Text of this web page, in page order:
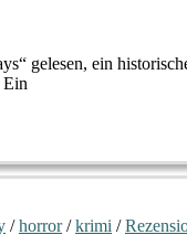
gelesen, ein
Ein
/horror/krimi /